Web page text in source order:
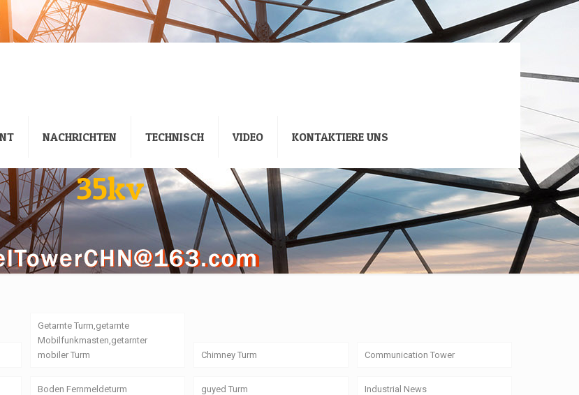
NACHRICHTEN TECHNISCH VIDEO KONTAKTIERE UNS
35kv
Getarnte Turm,getarnte
Mobilfunkmasten,getarnter
mobiler Turm
Chimney Turm Communication Tower
Boden Fernmeldeturm guyed Turm Industrial News